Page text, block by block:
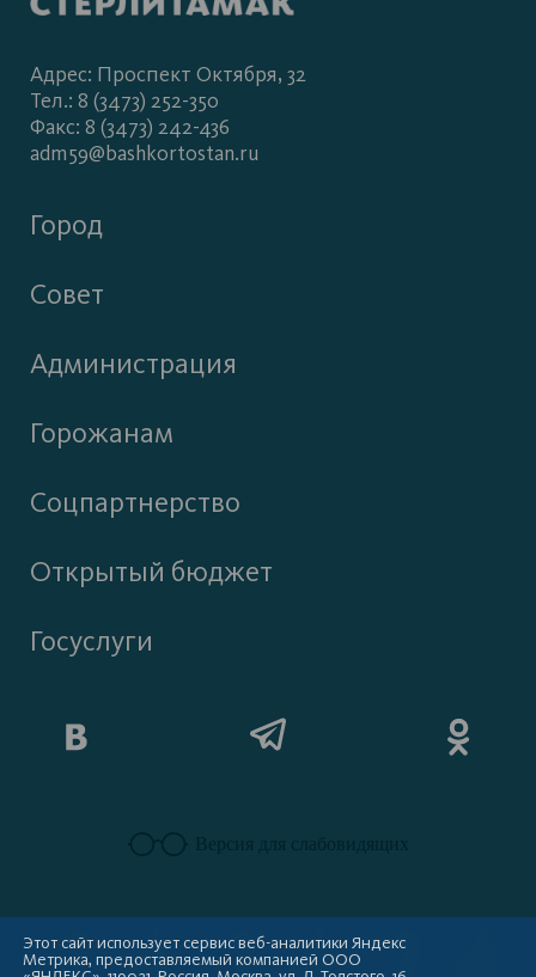
Адрес: Проспект Октября, 32
Тел.: 8 (3473) 252-350
Факс: 8 (3473) 242-436
adm59@bashkortostan.ru
Город
Совет
Администрация
Горожанам
Соцпартнерство
Открытый бюджет
Госуслуги
Этот сайт использует сервис веб-аналитики Яндекс
Метрика, предоставляемый компанией ООО